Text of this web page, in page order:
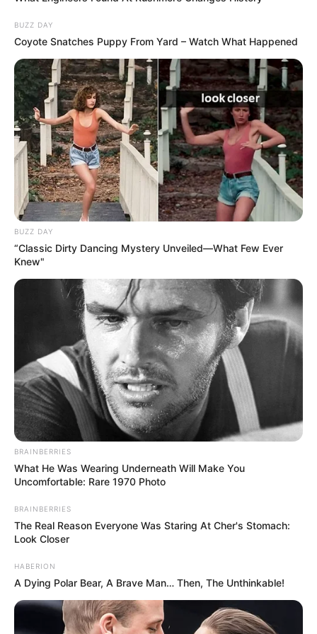
Szántó Georgina bejegyzése alapján a két pilóta
azt mondta neki, hogy a honvédségi
A beszámoló szerint szabályzatkezelési, elméleti
oktatási és általános repülésbiztonsági
így fogalmazott:
„előbb vagy utóbb katasztrófa fog bekövetkezni,
emberek fognak meghalni”.
BUZZ DAY
Coyote Snatches Puppy From Yard – Watch What Happened
BUZZ DAY
“Classic Dirty Dancing Mystery Unveiled—What Few Ever
Knew"
BRAINBERRIES
What He Was Wearing Underneath Will Make You
Uncomfortable: Rare 1970 Photo
BRAINBERRIES
The Real Reason Everyone Was Staring At Cher's Stomach:
Look Closer
HABERION
A Dying Polar Bear, A Brave Man… Then, The Unthinkable!